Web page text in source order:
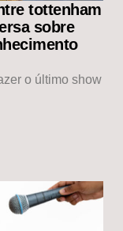
tottenham
sobre
o último show